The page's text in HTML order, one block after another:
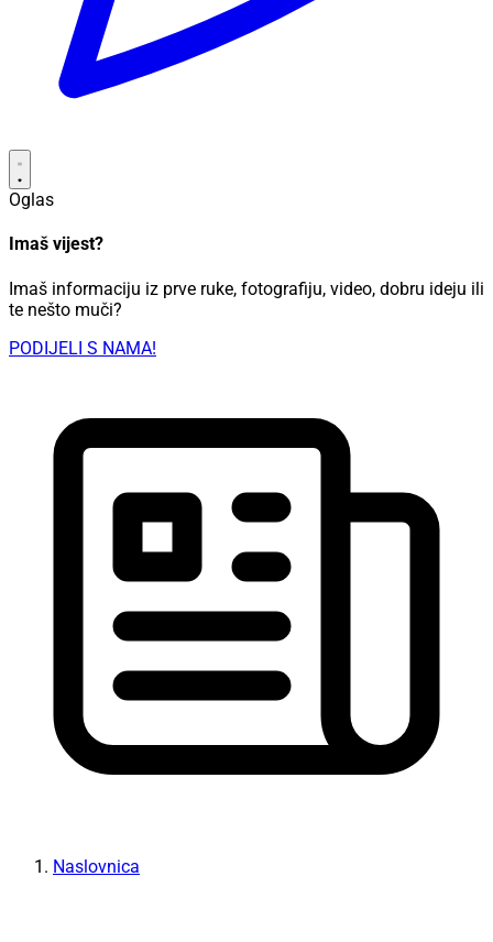
Oglas
Imaš vijest?
Imaš informaciju iz prve ruke, fotografiju, video, dobru ideju ili
te nešto muči?
PODIJELI S NAMA!
Naslovnica